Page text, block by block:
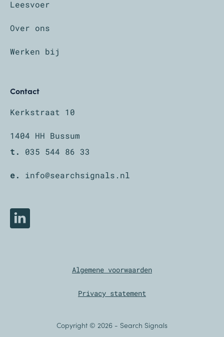
Leesvoer
Over ons
Werken bij
Contact
Kerkstraat 10
1404 HH Bussum
t.
035 544 86 33
e. info@searchsignals.nl
LinkedIn
Copyright © 2026 - Search Signals
Algemene voorwaarden
Privacy statement